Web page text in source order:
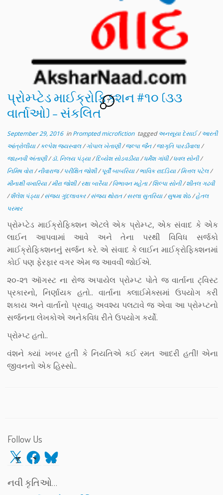
પ્રોમ્પ્ટેડ માઈક્રોફિક્શન #૧૦ (૩૩
વાર્તાઓ) – સંકલિત
7
September 29, 2016inPrompted microfiction taggedઅનસૂયા દેસાઈ/આરતી
આંત્રોલીયા/કલ્પેશ જયસ્વાલ/ગોપાલ ખેતાણી/જલ્પા જૈન/જાગૃતિ પારડીવાલા/
જાહ્નવી અંતાણી/ડૉ. નિલય પંડ્યા/દિવ્યેશ સોડવડીયા/ધર્મેશ ગાંધી/ધવલ સોની/
નિમિષ વોરા/નીવારાજ/પરીક્ષિત જોશી/પૂર્વી બાબરિયા/ભાવિક રાદડિયા/મિત્તલ પટેલ/
મીનાક્ષી વખારિયા/મીરા જોશી/રક્ષા બારૈયા/વિભાવન મહેતા/શિલ્પા સોની/શીતલ ગઢવી
/શૈલેશ પંડ્યા/સંજય ગુંદલાવકર/સંજય થોરાત/સરલા સુતરિયા/સુષમા શેઠ/હેતલ
પરમાર
પ્રોમ્પ્ટેડ માઈક્રોફિક્શન એટલે એક પ્રોમ્પ્ટ, એક સંવાદ કે એક
લાઈન આપવામાં આવે અને તેના પરથી વિવિધ સર્જકો
માઈક્રોફિક્શનનુંં સર્જન કરે. એ સંવાદ કે લાઈન માઈક્રોફિક્શનમાં
કોઈ પણ ફેરફાર વગર એમ જ આવવી જોઈએ.
૨૦-૨૧ ઑગસ્ટ ના રોજ અપાયેલ પ્રોમ્પ્ટ પોતે જ વાર્તાના ટ્વિસ્ટ
પ્રકારનો, નિર્ણાયક હતો.. વાર્તાના ક્લાઈમેક્સમાં ઉપયોગ કરી
શકાય અને વાર્તાનો પ્રવાહ અવશ્ય પલટાવે જ એવા આ પ્રોમ્પ્ટનો
સર્જનના લેખકોએ અનેકવિધ રીતે ઉપયોગ કર્યો.
પ્રોમ્પ્ટ હતો..
વંશને ક્યાં ખબર હતી કે નિયતિએ કઈ રમત આદરી હતી! એના
જીવનનો એક હિસ્સો..
Follow Us
X Facebook
Bluesky
નવી કૃતિઓ…